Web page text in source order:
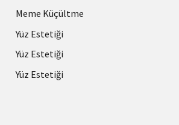
Meme Küçültme
Yüz Estetiği
Yüz Estetiği
Yüz Estetiği